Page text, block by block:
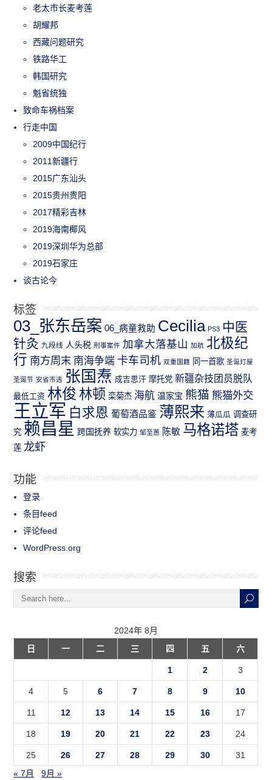
老太市长麦考莲
胡耀邦
西藏问题研究
铁路华工
韩国研究
魁省统独
致命车祸档案
行走中国
2009中国纪行
2011新疆行
2015广东汕头
2015贵州贵阳
2017精彩吉林
2019海南椰风
2019深圳华为总部
2019石家庄
谈古论今
标签
03_张东岳案 06_病童救助 Cecilia PS3 中医
针灸 九段线 人头税 刑事案件 加拿大落基山 加航 北极纪
行 南方周末 南海争端 卡车司机 双重国籍 同一首歌 圣诞灯屋
圣诞节 安省市选 张国焘 成吉思汗 摩托党 新疆杂技团员脱队
最低工资 林俊 林顿 栾菊杰 海航 温家宝 熊猫 熊猫外交
王立军 白求恩 葡萄酒品鉴 薄熙来 薄瓜瓜 调查研
究 赖昌星 跨国抚养 软实力 邹至蕙 陈敏 马格诺塔 麦考
莲 龙虾
功能
登录
条目feed
评论feed
WordPress.org
搜索
2024年 8月
日
一 二 三 四 五 六
1 2 3
4 5 6 7 8 9 10
11 12 13 14 15 16 17
18 19 20 21 22 23 24
25 26 27 28 29 30
31
« 7月
9月 »